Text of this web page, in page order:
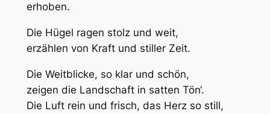
erhoben.
Die Hügel ragen stolz und weit,
erzählen von Kraft und stiller Zeit.
Die Weitblicke, so klar und schön,
zeigen die Landschaft in satten Tön‘.
Die Luft rein und frisch, das Herz so still,